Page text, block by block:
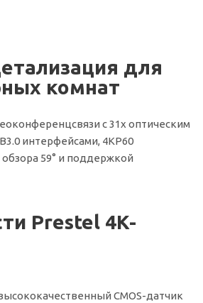
для
комнат
с 31х оптическим
интерфейсами, 4KP60
59° и поддержкой
Prestel 4K-
CMOS-датчик